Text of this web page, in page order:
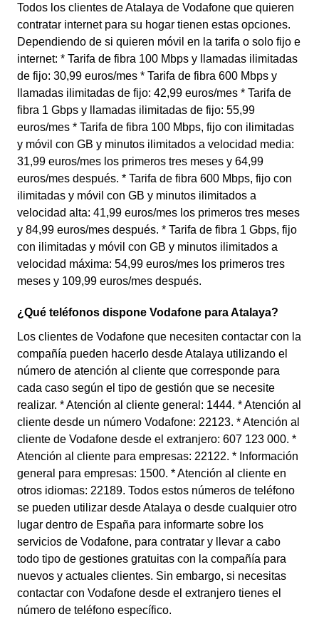
Todos los clientes de Atalaya de Vodafone que quieren
contratar internet para su hogar tienen estas opciones.
Dependiendo de si quieren móvil en la tarifa o solo fijo e
internet: * Tarifa de fibra 100 Mbps y llamadas ilimitadas
de fijo: 30,99 euros/mes * Tarifa de fibra 600 Mbps y
llamadas ilimitadas de fijo: 42,99 euros/mes * Tarifa de
fibra 1 Gbps y llamadas ilimitadas de fijo: 55,99
euros/mes * Tarifa de fibra 100 Mbps, fijo con ilimitadas
y móvil con GB y minutos ilimitados a velocidad media:
31,99 euros/mes los primeros tres meses y 64,99
euros/mes después. * Tarifa de fibra 600 Mbps, fijo con
ilimitadas y móvil con GB y minutos ilimitados a
velocidad alta: 41,99 euros/mes los primeros tres meses
y 84,99 euros/mes después. * Tarifa de fibra 1 Gbps, fijo
con ilimitadas y móvil con GB y minutos ilimitados a
velocidad máxima: 54,99 euros/mes los primeros tres
meses y 109,99 euros/mes después.
¿Qué teléfonos dispone Vodafone para Atalaya?
Los clientes de Vodafone que necesiten contactar con la
compañía pueden hacerlo desde Atalaya utilizando el
número de atención al cliente que corresponde para
cada caso según el tipo de gestión que se necesite
realizar. * Atención al cliente general: 1444. * Atención al
cliente desde un número Vodafone: 22123. * Atención al
cliente de Vodafone desde el extranjero: 607 123 000. *
Atención al cliente para empresas: 22122. * Información
general para empresas: 1500. * Atención al cliente en
otros idiomas: 22189. Todos estos números de teléfono
se pueden utilizar desde Atalaya o desde cualquier otro
lugar dentro de España para informarte sobre los
servicios de Vodafone, para contratar y llevar a cabo
todo tipo de gestiones gratuitas con la compañía para
nuevos y actuales clientes. Sin embargo, si necesitas
contactar con Vodafone desde el extranjero tienes el
número de teléfono específico.